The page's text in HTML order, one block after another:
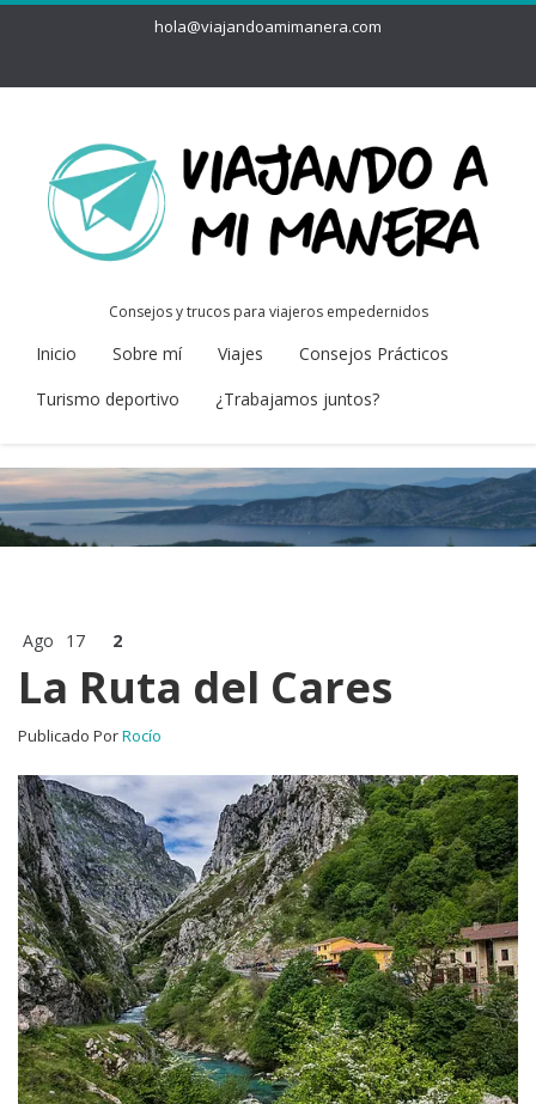
hola@viajandoamimanera.com
Consejos y trucos para viajeros empedernidos
Inicio Sobre mí Viajes
Consejos Prácticos
Turismo deportivo
¿Trabajamos juntos?
Ago 17 2
La Ruta del Cares
Publicado PorRocío